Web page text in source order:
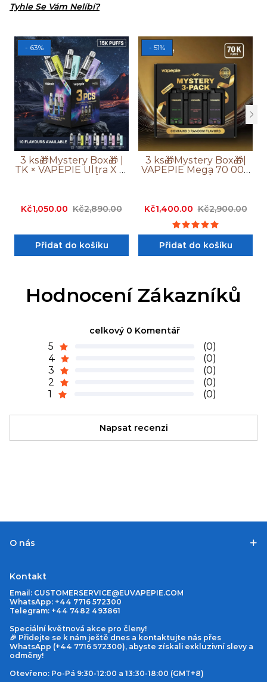
Tyhle Se Vám Nelíbí?
- 63%
3 ks🎁Mystery Box🎁 |
TK × VAPEPIE Ultra X 15
Kč1,050.00 Kč2,890.00
Přidat do košíku
- 51%
3 ks🎁Mystery Box🎁|
VAPEPIE Mega 70 000
Kč1,400.00 Kč2,900.00
Přidat do košíku
Hodnocení Zákazníků
celkový 0 Komentář
5
(0)
4
(0)
3
(0)
2
(0)
1
(0)
Napsat recenzi
O nás
Kontakt
Email: CUSTOMERSERVICE@EUVAPEPIE.COM
WhatsApp: +44 7716 572300
Telegram: +44 7482 493861
Speciální květnová akce pro členy!
🎉 Přidejte se k nám ještě dnes a kontaktujte nás přes
WhatsApp (+44 7716 572300), abyste získali exkluzivní slevy a
odměny!
Otevřeno: Po-Pá 9:30-12:00 a 13:30-18:00 (GMT+8)